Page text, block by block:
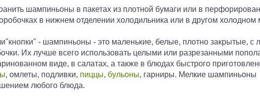
шампиньоны в пакетах из плотной бумаги или в
в нижнем отделении холодильника или в другом холодном
- шампиньоны - это маленькие, белые, плотно закрытые, с
Их лучше всего использовать целыми или разрезанными
виде, в салатах, а также в блюдах быстрого
, омлеты, подливки, пиццы, бульоны, гарниры. Мелкие шампиньоны
любого блюда.